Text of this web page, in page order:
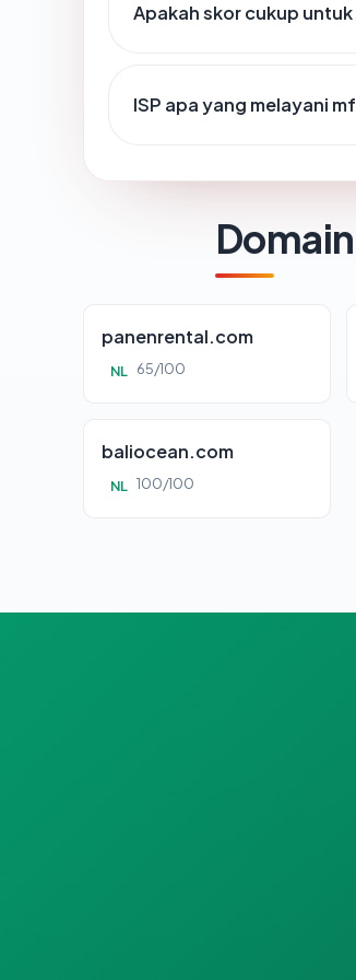
Apakah skor cukup
ISP apa yang melayani
panenrental.com
NL 65/100
baliocean.com
NL 100/100